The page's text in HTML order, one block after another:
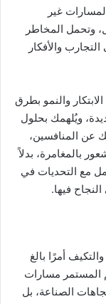
غير
وتحمل المخاطر
والأفكار
والنمو بطرق
ويُلهمك بحلول
عن المنافسين،
بالمغامرة، بدلاً
مع التحديات في
فيها.
أمرًا بالغ
المستمر مسارات
الصناعة، بل